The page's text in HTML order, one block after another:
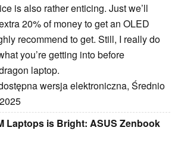
is also rather enticing. Just we’ll
20% of money to get an OLED
recommend to get. Still, I really do
you’re getting into before
laptop.
wersja elektroniczna, Średnio
Laptops is Bright: ASUS Zenbook